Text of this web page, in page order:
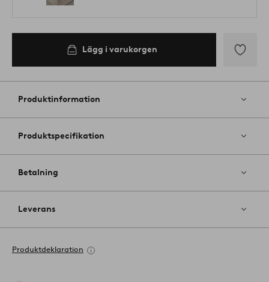
Lägg i varukorgen
till
favoriter
Produktinformation
Produktspecifikation
Betalning
Leverans
Produktdeklaration